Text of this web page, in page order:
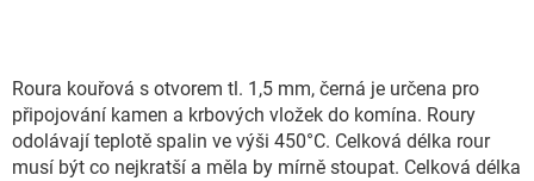
Roura kouřová s otvorem tl. 1,5 mm, černá je určena pro
připojování kamen a krbových vložek do komína. Roury
odolávají teplotě spalin ve výši 450°C. Celková délka rour
musí být co nejkratší a měla by mírně stoupat. Celková délka